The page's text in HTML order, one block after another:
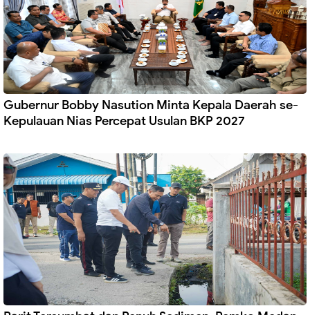
Gubernur Bobby Nasution Minta Kepala Daerah se-
Kepulauan Nias Percepat Usulan BKP 2027